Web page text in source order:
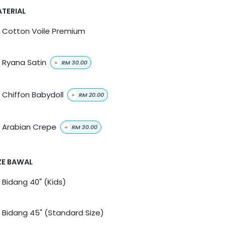
Cotton Voile Premium
Ryana Satin + RM30.00
Chiffon Babydoll + RM20.00
Arabian Crepe + RM30.00
BAWAL
Bidang 40" (Kids)
Bidang 45" (Standard Size)